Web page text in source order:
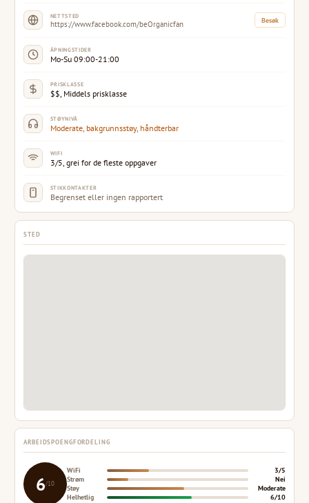
NETTSTED
https://www.facebook.com/beOrganicfan Besøk
ÅPNINGSTIDER
Mo-Su 09:00-21:00
PRISKLASSE
$$, Middels prisklasse
STØYNIVÅ
Moderate, bakgrunnsstøy, håndterbar
WIFI
3/5, grei for de fleste oppgaver
STIKKONTAKTER
Begrenset eller ingen rapportert
STED
ARBEIDSPOENGFORDELING
6/10
WiFi
3/5
Strøm
Nei
Støy
Moderate
Helhetlig
6/10